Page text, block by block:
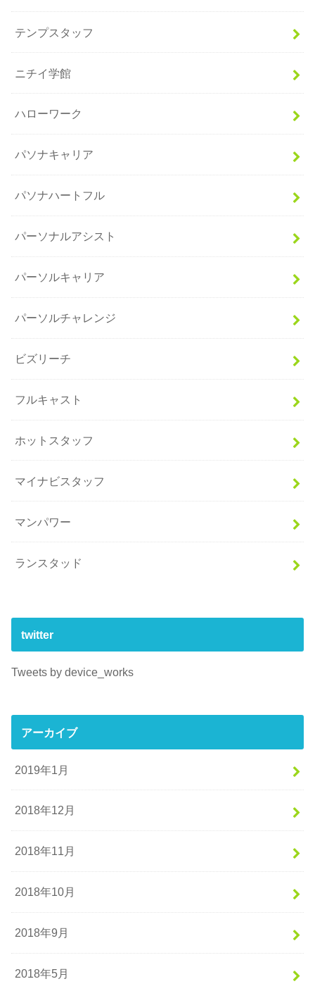
テンプスタッフ
ニチイ学館
ハローワーク
パソナキャリア
パソナハートフル
パーソナルアシスト
パーソルキャリア
パーソルチャレンジ
ビズリーチ
フルキャスト
ホットスタッフ
マイナビスタッフ
マンパワー
ランスタッド
twitter
Tweets by device_works
アーカイブ
2019年1月
2018年12月
2018年11月
2018年10月
2018年9月
2018年5月